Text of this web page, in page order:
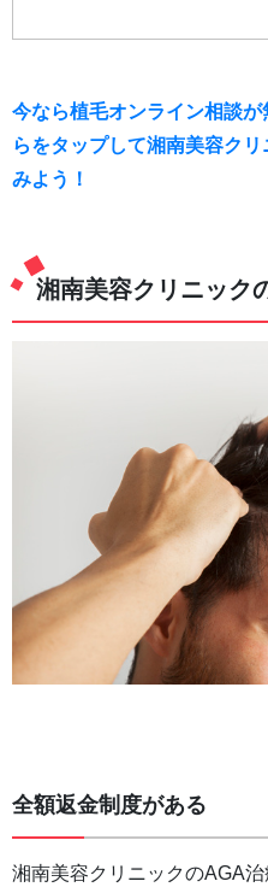
今なら植毛オンライン相談
らをタップして湘南美容ク
みよう！
湘南美容クリニック
全額返金制度がある
湘南美容クリニックのAGA